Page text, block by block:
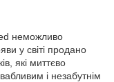
неможливо
у світі продано
які миттєво
і незабутнім